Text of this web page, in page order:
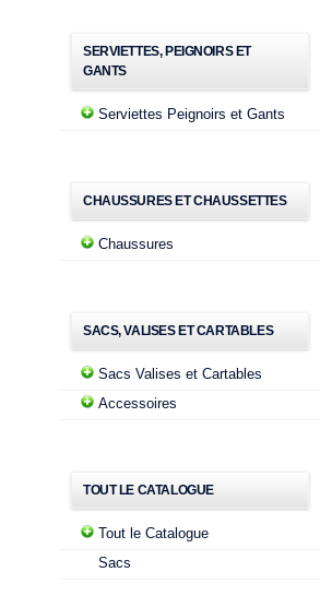
SERVIETTES, PEIGNOIRS ET
GANTS
Serviettes Peignoirs et Gants
CHAUSSURES ET CHAUSSETTES
Chaussures
SACS, VALISES ET CARTABLES
Sacs Valises et Cartables
Accessoires
TOUT LE CATALOGUE
Tout le Catalogue
Sacs